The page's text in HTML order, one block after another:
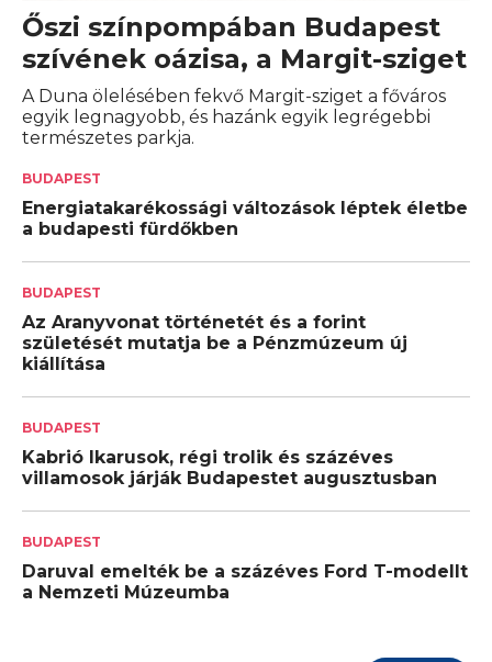
Őszi színpompában Budapest
szívének oázisa, a Margit-sziget
A Duna ölelésében fekvő Margit-sziget a főváros
egyik legnagyobb, és hazánk egyik legrégebbi
természetes parkja.
BUDAPEST
Energiatakarékossági változások léptek életbe
a budapesti fürdőkben
BUDAPEST
Az Aranyvonat történetét és a forint
születését mutatja be a Pénzmúzeum új
kiállítása
BUDAPEST
Kabrió Ikarusok, régi trolik és százéves
villamosok járják Budapestet augusztusban
BUDAPEST
Daruval emelték be a százéves Ford T-modellt
a Nemzeti Múzeumba